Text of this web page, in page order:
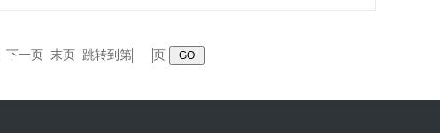
下一页 末页 跳转到第 页